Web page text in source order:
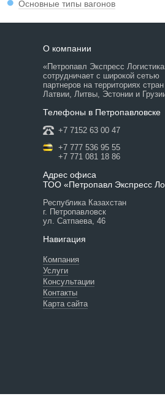
Основные типы вагонов
О компании
«Петропавл Экспресс
сотрудничает с широкой сетью
партнеров на территориях
Латвии, Литвы, Эстонии и
Телефоны в Петропавловске
+7 7152 63 00 47
+7 777 536 95 55
+7 771 081 18 86
Адрес офиса
ТОО «Петропавл Экспресс
Республика Казахстан
г. Петропавловск
ул. Сатпаева, 46
Навигация
Компания
Услуги
Консультации
Контакты
Карта сайта